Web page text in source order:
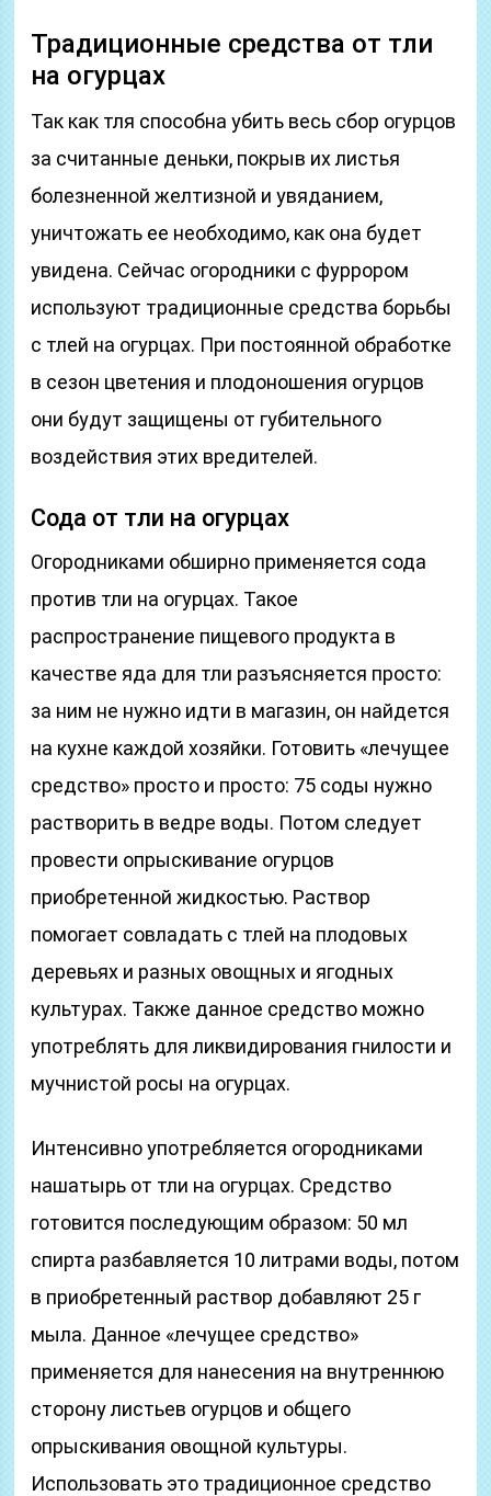
Традиционные средства от тли
на огурцах
Так как тля способна убить весь сбор огурцов
за считанные деньки, покрыв их листья
болезненной желтизной и увяданием,
уничтожать ее необходимо, как она будет
увидена. Сейчас огородники с фуррором
используют традиционные средства борьбы
с тлей на огурцах. При постоянной обработке
в сезон цветения и плодоношения огурцов
они будут защищены от губительного
воздействия этих вредителей.
Сода от тли на огурцах
Огородниками обширно применяется сода
против тли на огурцах. Такое
распространение пищевого продукта в
качестве яда для тли разъясняется просто:
за ним не нужно идти в магазин, он найдется
на кухне каждой хозяйки. Готовить «лечущее
средство» просто и просто: 75 соды нужно
растворить в ведре воды. Потом следует
провести опрыскивание огурцов
приобретенной жидкостью. Раствор
помогает совладать с тлей на плодовых
деревьях и разных овощных и ягодных
культурах. Также данное средство можно
употреблять для ликвидирования гнилости и
мучнистой росы на огурцах.
Интенсивно употребляется огородниками
нашатырь от тли на огурцах. Средство
готовится последующим образом: 50 мл
спирта разбавляется 10 литрами воды, потом
в приобретенный раствор добавляют 25 г
мыла. Данное «лечущее средство»
применяется для нанесения на внутреннюю
сторону листьев огурцов и общего
опрыскивания овощной культуры.
Использовать это традиционное средство